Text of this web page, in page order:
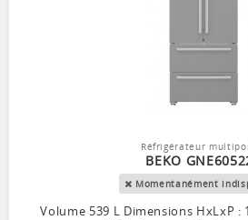
Réfrigérateur
BEKO
Momentanément
Volume 539 L Dimensions HxLxP :